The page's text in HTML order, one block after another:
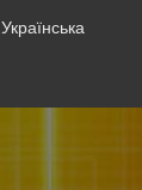
Українська